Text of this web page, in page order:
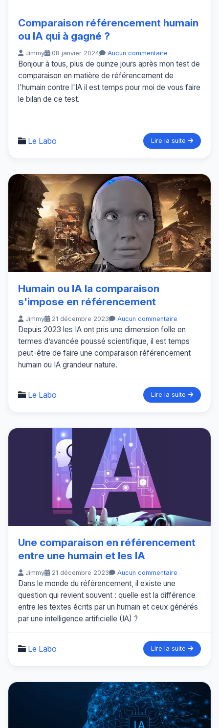
Comparaison référencement humain
ou IA qui à gagné ?
Jimmy 08 janvier 2024 Aucun commentaire
Bonjour à tous, plus de quinze jours après mon test de
comparaison en matière de référencement de
l'humain contre l'IA il est temps pour moi de vous faire
le bilan de ce test.
Le Labo Lire la suite
Humain ou IA la comparaison
s'impose en référencement
Jimmy 21 décembre 2023 Aucun commentaire
Depuis 2023 les IA ont pris une dimension folle en
termes d’avancée poussé scientifique, il est temps
peut-être de faire une comparaison référencement
humain ou IA grandeur nature.
Le Labo Lire la suite
Une comparaison en référencement
entre une humain et les IA
Jimmy 21 décembre 2023 Aucun commentaire
Dans le monde du référencement, il existe une
question qui revient souvent : quelle est la différence
entre les textes écrits par un humain et ceux générés
par une intelligence artificielle (IA) ?
Le Labo Lire la suite